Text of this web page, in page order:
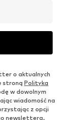
o aktualnych
stroną Polityka
w dowolnym
wiadomość na
z opcji
newslettera.